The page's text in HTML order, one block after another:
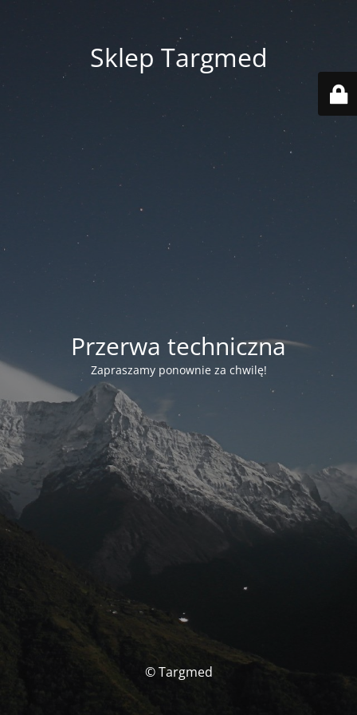
Sklep Targmed
Przerwa techniczna
Zapraszamy ponownie za chwilę!
© Targmed